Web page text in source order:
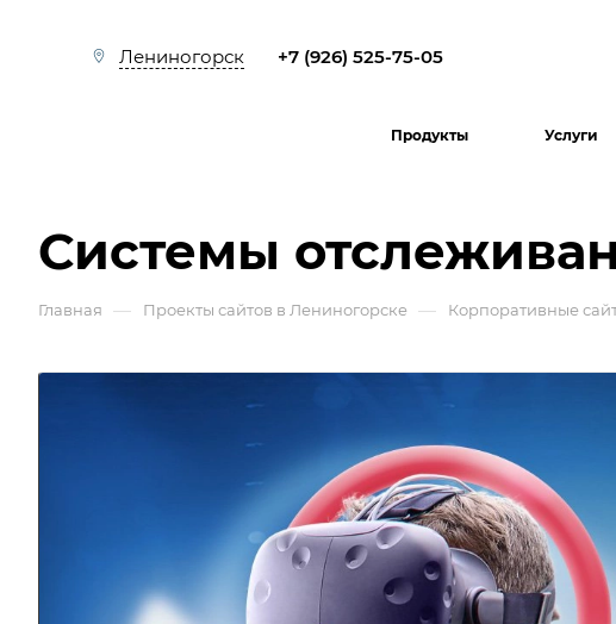
Лениногорск +7 (926) 525-75-05
Продукты Услуги
Системы
Главная — Проекты сайтов в Лениногорске — Корпоративные